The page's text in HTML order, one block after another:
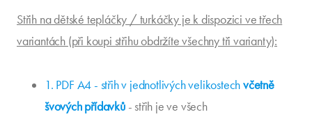
Střih na dětské tepláčky / turkáčky je k dispozici ve třech
variantách (při koupi střihu obdržíte všechny tři varianty):
1. PDF A4 - střih v jednotlivých velikostechvčetně
švových přídavků- střih je ve všech